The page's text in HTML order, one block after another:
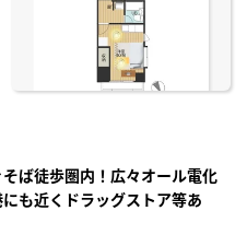
ば徒歩圏内！広々オール電化
も近くドラッグストア等あ